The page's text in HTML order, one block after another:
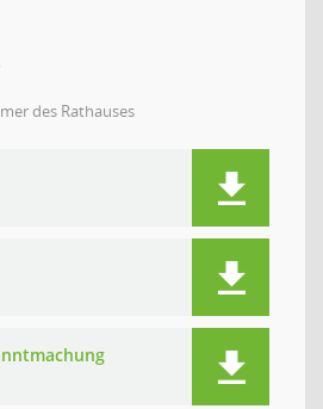
des Rathauses